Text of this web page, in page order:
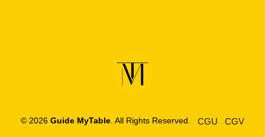
© 2026 Guide MyTable. All Rights Reserved. CGU CGV